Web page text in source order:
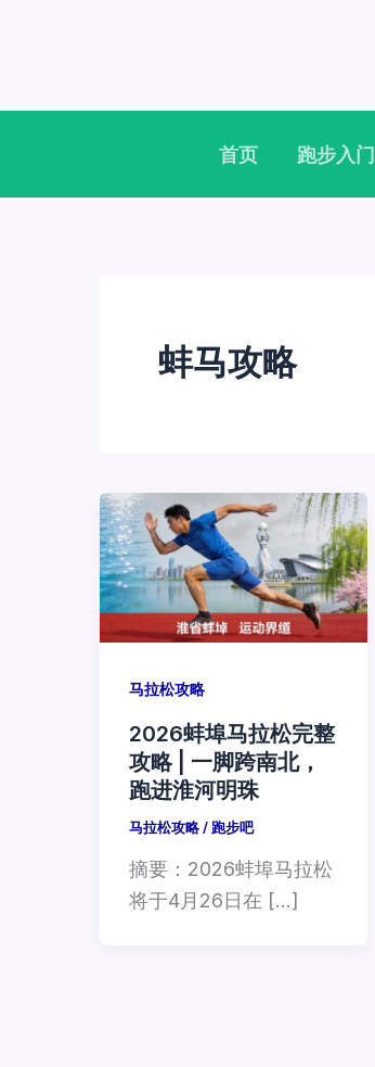
容
首页
跑步入门
蚌马攻略
马拉松攻略
2026蚌埠马拉松完整
攻略 | 一脚跨南北，
跑进淮河明珠
马拉松攻略/ 跑步吧
摘要：2026蚌埠马拉松
将于4月26日在 […]